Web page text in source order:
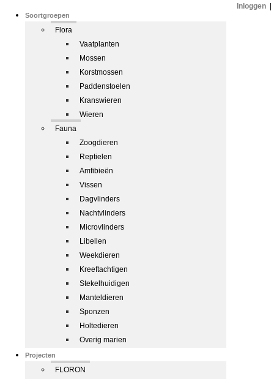
Soortgroepen
Flora
Vaatplanten
Mossen
Korstmossen
Paddenstoelen
Kranswieren
Wieren
Fauna
Zoogdieren
Reptielen
Amfibieën
Vissen
Dagvlinders
Nachtvlinders
Microvlinders
Libellen
Weekdieren
Kreeftachtigen
Stekelhuidigen
Manteldieren
Sponzen
Holtedieren
Overig marien
Projecten
FLORON
Inloggen